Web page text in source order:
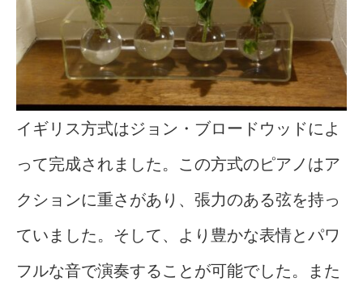
イギリス方式はジョン・ブロードウッドによ
って完成されました。この方式のピアノはア
クションに重さがあり、張力のある弦を持っ
ていました。そして、より豊かな表情とパワ
フルな音で演奏することが可能でした。また